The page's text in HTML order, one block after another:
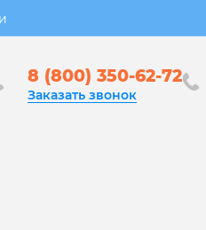
8 (800) 350-62-72
Заказать звонок